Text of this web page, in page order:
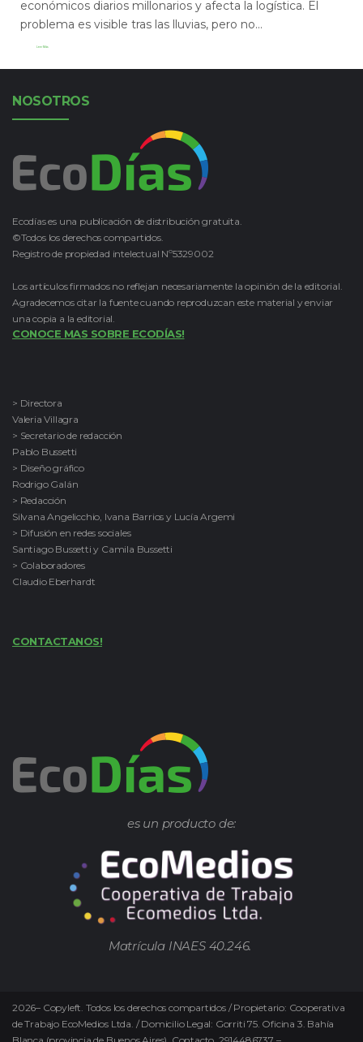
económicos diarios millonarios y afecta la logística. El
problema es visible tras las lluvias, pero no...
Leer Más
NOSOTROS
Ecodías es una publicación de distribución gratuita.
©Todos los derechos compartidos.
Registro de propiedad intelectual Nº5329002
Los artículos firmados no reflejan necesariamente la opinión de la editorial.
Agradecemos citar la fuente cuando reproduzcan este material y enviar
una copia a la editorial.
CONOCE MAS SOBRE ECODÍAS!
> Directora
Valeria Villagra
> Secretario de redacción
Pablo Bussetti
> Diseño gráfico
Rodrigo Galán
> Redacción
Silvana Angelicchio, Ivana Barrios y Lucía Argemi
> Difusión en redes sociales
Santiago Bussetti y Camila Bussetti
> Colaboradores
Claudio Eberhardt
CONTACTANOS!
es un producto de:
Matrícula INAES 40.246.
2026– Copyleft. Todos los derechos compartidos / Propietario: Cooperativa
de Trabajo EcoMedios Ltda. / Domicilio Legal: Gorriti 75. Oficina 3. Bahía